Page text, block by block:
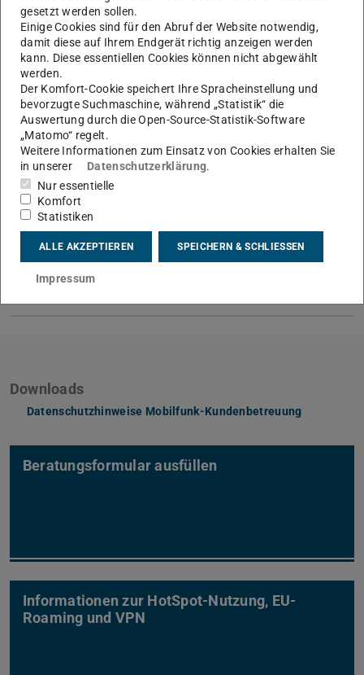
Mobilfunkpakete
Beantragung
Rahmenbedingungen
Abholung Hardware und
SIM-Karten
Downloads
Datenschutzhinweise Mobilfunk-Kundenbetreuung
Beratungsformular ausfüllen
Informationen zur HotSpot-Nutzung, EU-
Roaming und VPN
gesetzt werden sollen.
Einige Cookies sind für den Abruf der Website notwendig,
damit diese auf Ihrem Endgerät richtig anzeigen werden
kann. Diese essentiellen Cookies können nicht abgewählt
werden.
Der Komfort-Cookie speichert Ihre Spracheinstellung und
bevorzugte Suchmaschine, während „Statistik“ die
Auswertung durch die Open-Source-Statistik-Software
„Matomo“ regelt.
Weitere Informationen zum Einsatz von Cookies erhalten Sie
in unserer
Datenschutzerklärung.
Nur essentielle
Komfort
Statistiken
ALLE AKZEPTIEREN SPEICHERN & SCHLIESSEN
Impressum